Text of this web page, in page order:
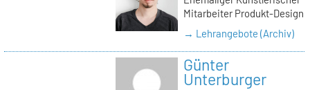
Mitarbeiter Produkt-Design
→ Lehrangebote (Archiv)
Günter
Unterburger